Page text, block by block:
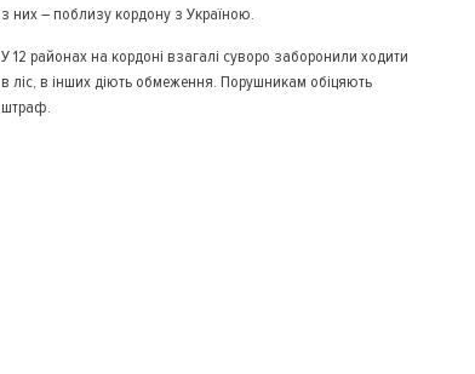
з них – поблизу кордону з Україною.
У 12 районах на кордоні взагалі суворо заборонили ходити
в ліс, в інших діють обмеження. Порушникам обіцяють
штраф.